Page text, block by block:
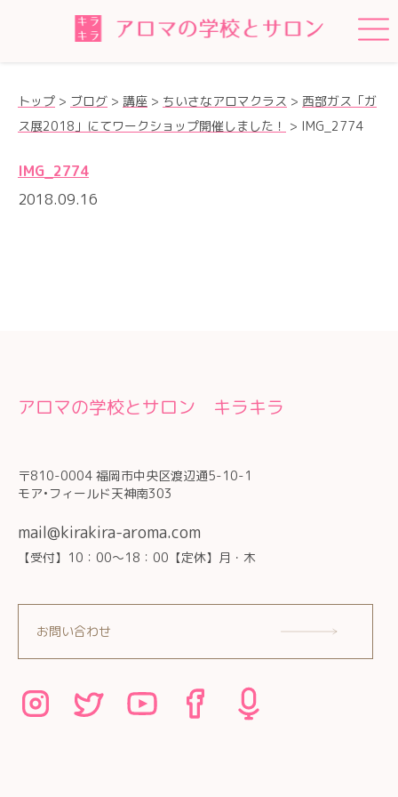
トップ > ブログ > 講座 > ちいさなアロマクラス > 西部ガス「ガ
ス展2018」にてワークショップ開催しました！ > IMG_2774
IMG_2774
2018.09.16
アロマの学校とサロン キラキラ
〒810-0004 福岡市中央区渡辺通5-10-1
モア•フィールド天神南303
mail@kirakira-aroma.com
【受付】10：00～18：00【定休】月・木
お問い合わせ